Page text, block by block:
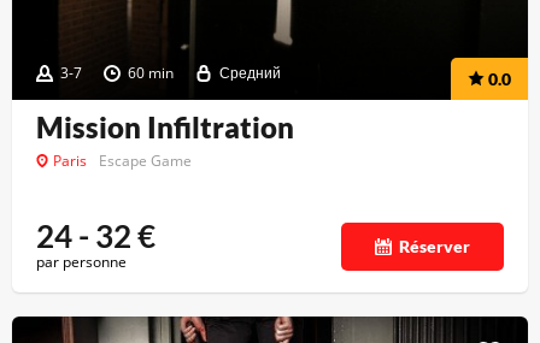
3-7 60 min Средний 0.0
Mission Infiltration
Paris Escape Game
24 - 32€
par personne
Réserver